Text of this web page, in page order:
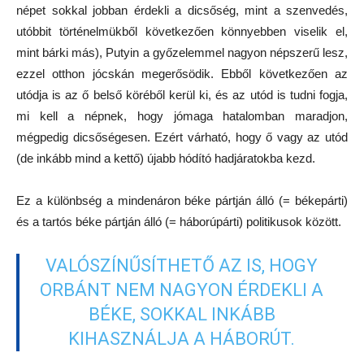
népet sokkal jobban érdekli a dicsőség, mint a szenvedés,
utóbbit történelmükből következően könnyebben viselik el,
mint bárki más), Putyin a győzelemmel nagyon népszerű lesz,
ezzel otthon jócskán megerősödik. Ebből következően az
utódja is az ő belső köréből kerül ki, és az utód is tudni fogja,
mi kell a népnek, hogy jómaga hatalomban maradjon,
mégpedig dicsőségesen. Ezért várható, hogy ő vagy az utód
(de inkább mind a kettő) újabb hódító hadjáratokba kezd.
Ez a különbség a mindenáron béke pártján álló (= békepárti)
és a tartós béke pártján álló (= háborúpárti) politikusok között.
VALÓSZÍNŰSÍTHETŐ AZ IS, HOGY
ORBÁNT NEM NAGYON ÉRDEKLI A
BÉKE, SOKKAL INKÁBB
KIHASZNÁLJA A HÁBORÚT.